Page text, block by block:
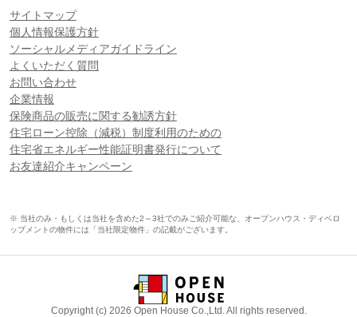
サイトマップ
個人情報保護方針
ソーシャルメディアガイドライン
よくいただく質問
お問い合わせ
企業情報
保険商品の販売に関する勧誘方針
住宅ローン控除（減税）制度利用のための
住宅省エネルギー性能証明書発行について
お友達紹介キャンペーン
※ 当社のみ・もしくは当社を含めた2～3社でのみご紹介可能な、オープンハウス・ディベロ
ップメントの物件には「当社限定物件」の記載がございます。
Copyright (c) 2026 Open House Co.,Ltd. All rights reserved.